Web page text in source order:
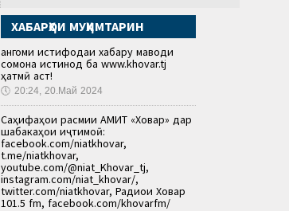
ХАБАРҲОИ МУҲИМТАРИН
Ҳангоми истифодаи хабару маводи
сомона истинод ба www.khovar.tj
ҳатмӣ аст!
🕔 20:24, 20.Май 2024
Саҳифаҳои расмии АМИТ «Ховар» дар
шабакаҳои иҷтимоӣ:
facebook.com/niatkhovar,
t.me/niatkhovar,
youtube.com/@niat_Khovar_tj,
instagram.com/niat_khovar/,
twitter.com/niatkhovar, Радиои Ховар
101.5 fm, facebook.com/khovarfm/